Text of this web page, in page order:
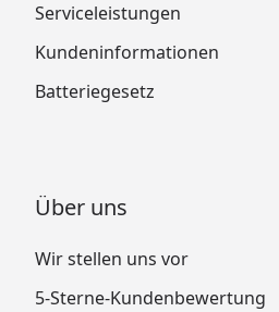
Serviceleistungen
Kundeninformationen
Batteriegesetz
Über uns
Wir stellen uns vor
5-Sterne-Kundenbewertung